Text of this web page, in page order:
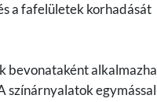
a fafelületek korhadását
bevonataként
színárnyalatok egymással